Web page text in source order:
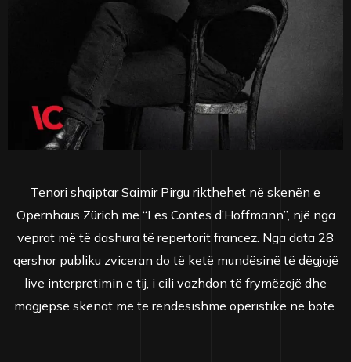
Tenori shqiptar Saimir Pirgu rikthehet në skenën e
Opernhaus Zürich me “Les Contes d’Hoffmann”, një nga
veprat më të dashura të repertorit francez. Nga data 28
qershor publiku zviceran do të ketë mundësinë të dëgjojë
live interpretimin e tij, i cili vazhdon të frymëzojë dhe
magjepsë skenat më të rëndësishme operistike në botë.